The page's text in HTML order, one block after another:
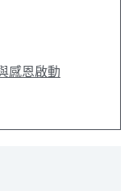
感恩啟動